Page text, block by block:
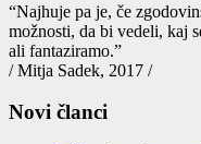
“Naj­hu­je pa je, če
mož­nos­ti, da bi vede­li, kaj
ali fan­ta­zi­ra­mo.”
/ Mitja Sadek, 2017 /
Novi članci